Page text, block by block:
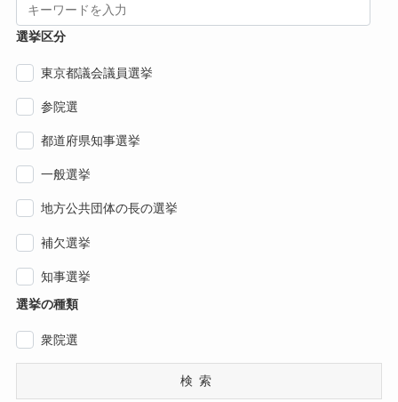
選挙区分
東京都議会議員選挙
参院選
都道府県知事選挙
一般選挙
地方公共団体の長の選挙
補欠選挙
知事選挙
選挙の種類
衆院選
検索